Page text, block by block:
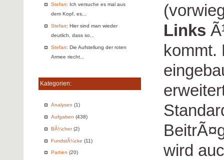
Stefan: Ich versuche es mal aus
dem Kopf, es...
Stefan: Hier sind man wieder
deutlich, dass so...
Stefan: Die Aufstellung der roten
Armee riecht...
Kategorien:
Analysen (1)
Aufgaben (438)
BÃ¼cher(2)
FundstÃ¼cke (11)
Partien (20)
Links
kommt.
wird